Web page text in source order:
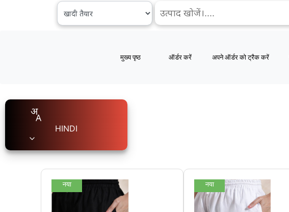
मुख्य पृष्ठ ऑर्डर करें अपने ऑर्डर को ट्रैक करें
HINDI
नया नया